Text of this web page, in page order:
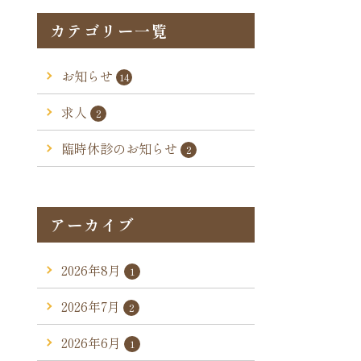
カテゴリー一覧
お知らせ 14
求人 2
臨時休診のお知らせ 2
アーカイブ
2026年8月 1
2026年7月 2
2026年6月 1